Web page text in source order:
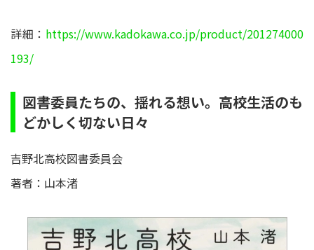
詳細： https://www.kadokawa.co.jp/product/201274000
193/
図書委員たちの、揺れる想い。高校生活のも
どかしく切ない日々
吉野北高校図書委員会
著者：山本渚